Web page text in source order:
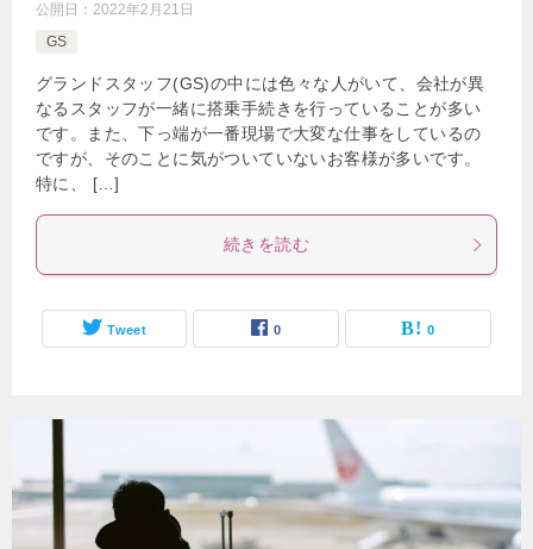
公開日： 2022年2月21日
GS
グランドスタッフ(GS)の中には色々な人がいて、会社が異
なるスタッフが一緒に搭乗手続きを行っていることが多い
です。また、下っ端が一番現場で大変な仕事をしているの
ですが、そのことに気がついていないお客様が多いです。
特に、 […]
続きを読む
Tweet 0 0